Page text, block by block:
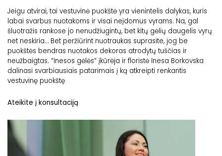
Jeigu atvirai, tai vestuvinė puokštė yra vienintelis dalykas, kuris
labai svarbus nuotakoms ir visai neįdomus vyrams. Na, gal
šluotražis rankose jo nenudžiugintų, bet kitų gėlių daugelis vyrų
net neskiria… Bet peržiūrint nuotraukas suprasite, jog be
puokštės bendras nuotakos dekoras atrodytų tuščias ir
neužbaigtas. “Inesos gėlės” įkūrėja ir floristė Inesa Borkovska
dalinasi svarbiausiais patarimais į ką atkreipti renkantis
vestuvinę puokštę
Ateikite į konsultaciją